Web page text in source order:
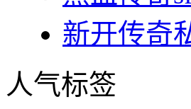
新开传奇
人气标签